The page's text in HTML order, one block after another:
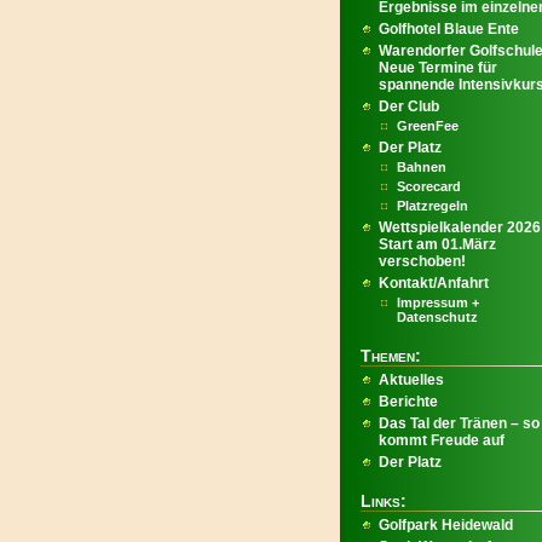
Ergebnisse im
Golfhotel Blaue Ente
Warendorfer
Neue Termine für
spannende
Der Club
GreenFee
Der Platz
Bahnen
Scorecard
Platzregeln
Wettspielkalender
Start am 01.März
verschoben!
Kontakt/Anfahrt
Impressum +
Datenschutz
Themen:
Aktuelles
Berichte
Das Tal der Tränen – so
kommt Freude auf
Der Platz
Links:
Golfpark Heidewald